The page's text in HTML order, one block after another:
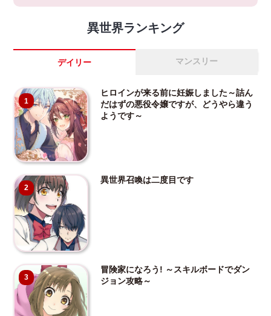
異世界ランキング
デイリー マンスリー
1
ヒロインが来る前に妊娠しました～詰ん
だはずの悪役令嬢ですが、どうやら違う
ようです～
2
異世界召喚は二度目です
3
冒険家になろう! ～スキルボードでダン
ジョン攻略～